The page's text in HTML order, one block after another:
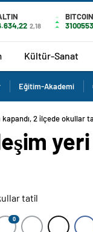
2,18
BITCOIN
3100553
Kültür-Sanat
Eğitim-Akademi
kapandı, 2 ilçede okullar
0